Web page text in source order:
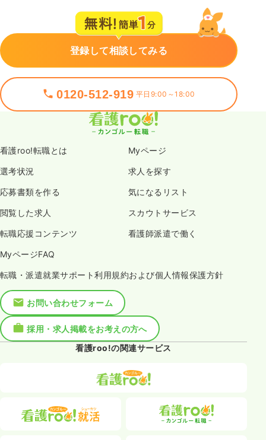
登録して相談してみる
0120-512-919 平日9:00～18:00
看護roo!転職とは Myページ
選考状況 求人を探す
応募書類を作る 気になるリスト
閲覧した求人 スカウトサービス
転職応援コンテンツ 看護師派遣で働く
MyページFAQ
転職・派遣就業サポート利用規約および個人情報保護方針
お問い合わせフォーム
採用・求人掲載をお考えの方へ
看護roo!の関連サービス